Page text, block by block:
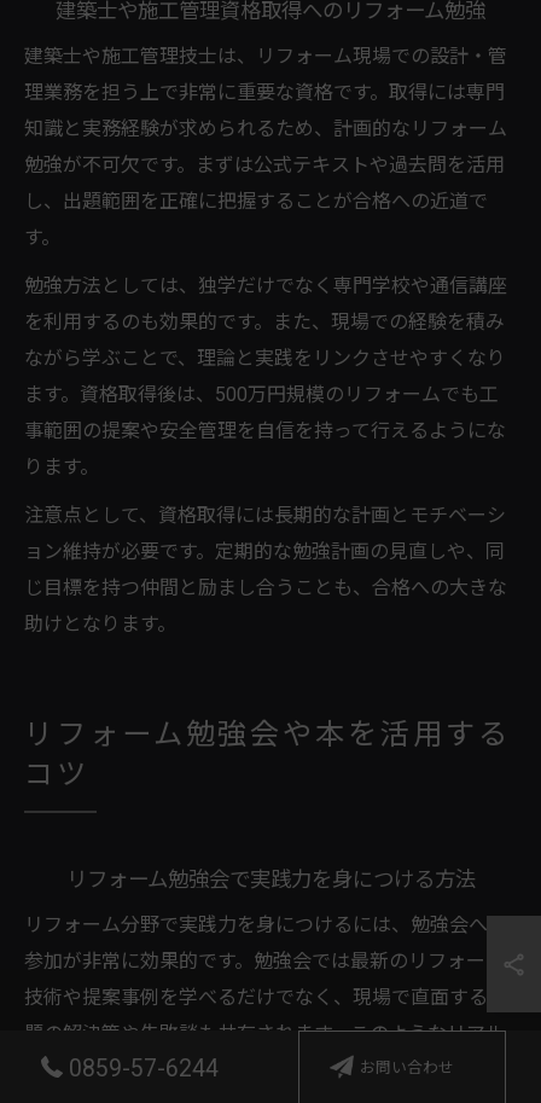
建築士や施工管理資格取得へのリフォーム勉強
建築士や施工管理技士は、リフォーム現場での設計・管
理業務を担う上で非常に重要な資格です。取得には専門
知識と実務経験が求められるため、計画的なリフォーム
勉強が不可欠です。まずは公式テキストや過去問を活用
し、出題範囲を正確に把握することが合格への近道で
す。
勉強方法としては、独学だけでなく専門学校や通信講座
を利用するのも効果的です。また、現場での経験を積み
ながら学ぶことで、理論と実践をリンクさせやすくなり
ます。資格取得後は、500万円規模のリフォームでも工
事範囲の提案や安全管理を自信を持って行えるようにな
ります。
注意点として、資格取得には長期的な計画とモチベーシ
ョン維持が必要です。定期的な勉強計画の見直しや、同
じ目標を持つ仲間と励まし合うことも、合格への大きな
助けとなります。
リフォーム勉強会や本を活用する
コツ
リフォーム勉強会で実践力を身につける方法
リフォーム分野で実践力を身につけるには、勉強会への
参加が非常に効果的です。勉強会では最新のリフォーム
技術や提案事例を学べるだけでなく、現場で直面する課
題の解決策や失敗談も共有されます。このようなリアル
な情報は、独学だけでは得られない貴重な財産となりま
0859-57-6244 お問い合わせ